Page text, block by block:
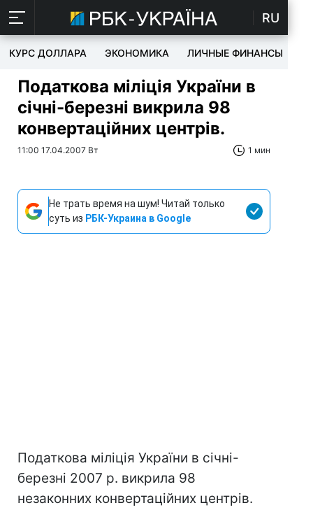
RU
КУРС ДОЛЛАРА ЭКОНОМИКА ЛИЧНЫЕ ФИНАНСЫ
Податкова міліція України в
січні-березні викрила 98
конвертаційних центрів.
11:00 17.04.2007 Вт 1 мин
Не трать время на шум! Читай только
суть из РБК-Украина в Google
Податкова міліція України в січні-
березні 2007 р. викрила 98
незаконних конвертаційних центрів.